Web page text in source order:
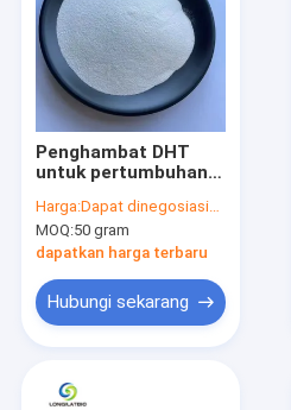
Penghambat DHT
untuk pertumbuhan
Finasteride Powder
99% Pure CAS 98319-
26-7 Suplemen
Harga:Dapat dinegosiasikan
MOQ:50 gram
dapatkan harga terbaru
Hubungi sekarang